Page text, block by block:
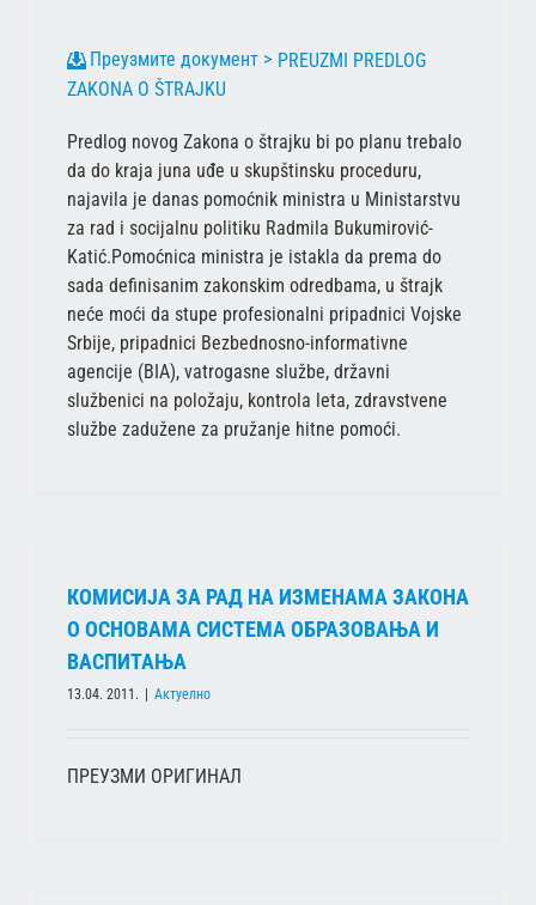
PREUZMI PREDLOG
ZAKONA O ŠTRAJKU
Predlog novog Zakona o štrajku bi po planu trebalo
da do kraja juna uđe u skupštinsku proceduru,
najavila je danas pomoćnik ministra u Ministarstvu
za rad i socijalnu politiku Radmila Bukumirović-
Katić.Pomoćnica ministra je istakla da prema do
sada definisanim zakonskim odredbama, u štrajk
neće moći da stupe profesionalni pripadnici Vojske
Srbije, pripadnici Bezbednosno-informativne
agencije (BIA), vatrogasne službe, državni
službenici na položaju, kontrola leta, zdravstvene
službe zadužene za pružanje hitne pomoći.
КОМИСИЈА ЗА РАД НА ИЗМЕНАМА ЗАКОНА
О ОСНОВАМА СИСТЕМА ОБРАЗОВАЊА И
ВАСПИТАЊА
13.04. 2011. Актуелно
ПРЕУЗМИ ОРИГИНАЛ